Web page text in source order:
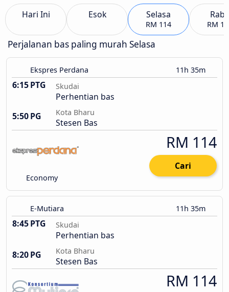
Hari Ini Esok Selasa
RM 114 RM
Perjalanan bas paling murah Selasa
Ekspres Perdana 11h 35m
6:15 PTG Skudai
Perhentian bas
5:50 PG
Kota Bharu
Stesen Bas
Economy
RM 114
Cari
E-Mutiara 11h 35m
8:45 PTG Skudai
Perhentian bas
8:20 PG
Kota Bharu
Stesen Bas
RM 114